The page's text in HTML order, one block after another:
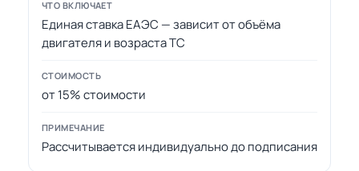
Единая ставка ЕАЭС — зависит от объёма
двигателя и возраста ТС
от 15% стоимости
Рассчитывается индивидуально до подписания